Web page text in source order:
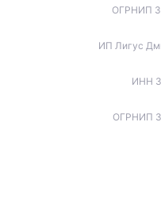
ОГРНИП
ИП Лигус
ИНН
ОГРНИП